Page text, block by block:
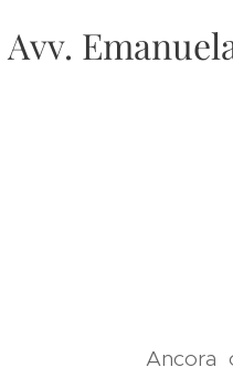
Avv.
Ancora